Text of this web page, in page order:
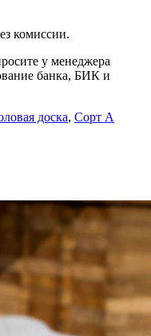
комиссии.
у менеджера
банка, БИК и
доска, Сорт А